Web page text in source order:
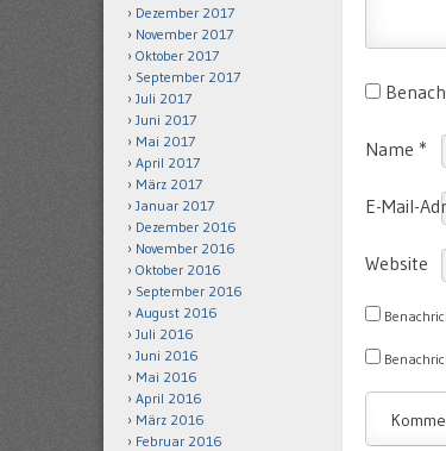
Name *
E-Mail-
Website
Dezember 2017
November 2017
Oktober 2017
September 2017
Juli 2017
Juni 2017
Mai 2017
April 2017
März 2017
Januar 2017
Dezember 2016
November 2016
Oktober 2016
September 2016
August 2016
Juli 2016
Juni 2016
Mai 2016
April 2016
März 2016
Februar 2016